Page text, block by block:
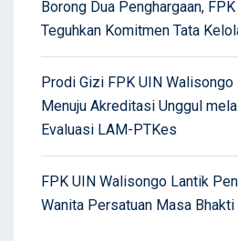
Borong Dua Penghargaan,
Teguhkan Komitmen Tata
Prodi Gizi FPK UIN Walisongo
Menuju Akreditasi Unggul
Evaluasi LAM-PTKes
FPK UIN Walisongo Lantik
Wanita Persatuan Masa